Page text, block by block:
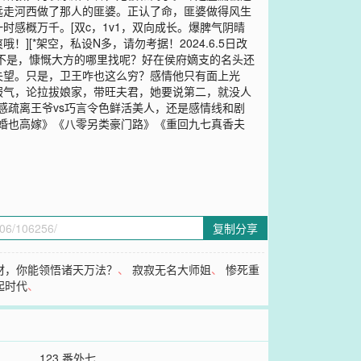
河西做了那人的匪婆。正认了命，匪婆做得风生
感概万千。[双c，1v1，双向成长。爆脾气阴晴
！][*架空，私设N多，请勿考据！2024.6.5日改
，慷慨大方的哪里找呢？好在侯府嫡支的名头还
。只是，卫王咋也这么穷？感情他只有面上光
，论拉拔娘家，带旺夫君，她要说第二，就没人
离王爷vs巧言令色鲜活美人，还是感情线和剧
高嫁》《八零另类豪门路》《重回九七真香夫
复制分享
你能领悟诸天万法？ 、寂寂无名大师姐、惨死重
时代、
123 番外七